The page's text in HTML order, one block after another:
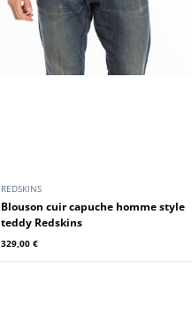
REDSKINS
Blouson cuir capuche homme style
teddy Redskins
329,00 €